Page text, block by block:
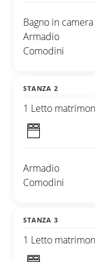
Bagno in camera
Armadio
Comodini
STANZA 2
1 Letto
Armadio
Comodini
STANZA 3
1 Letto